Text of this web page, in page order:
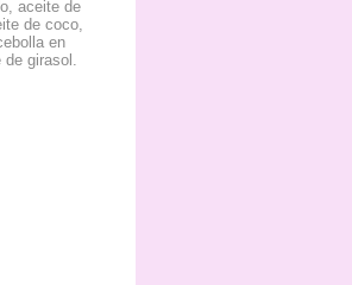
aceite de
de coco,
en
de girasol.